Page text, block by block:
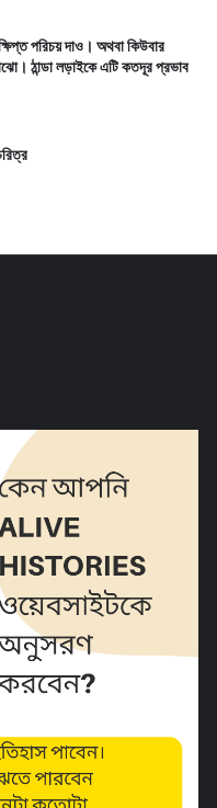
পরিচয় দাও। অথবা কিউবার
ঠান্ডা লড়াইকে এটি কতদূর প্রভাব